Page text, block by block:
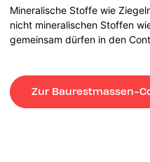
Mineralische Stoffe wie
nicht mineralischen Stoffen
gemeinsam dürfen in den
Zur Baurestmassen-